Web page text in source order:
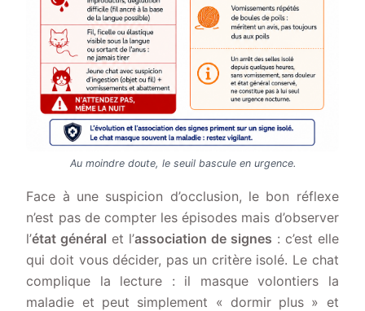
Au moindre doute, le seuil bascule en urgence.
Face à une suspicion d’occlusion, le bon réflexe
n’est pas de compter les épisodes mais d’observer
l’état général et l’association de signes : c’est elle
qui doit vous décider, pas un critère isolé. Le chat
complique la lecture : il masque volontiers la
maladie et peut simplement « dormir plus » et